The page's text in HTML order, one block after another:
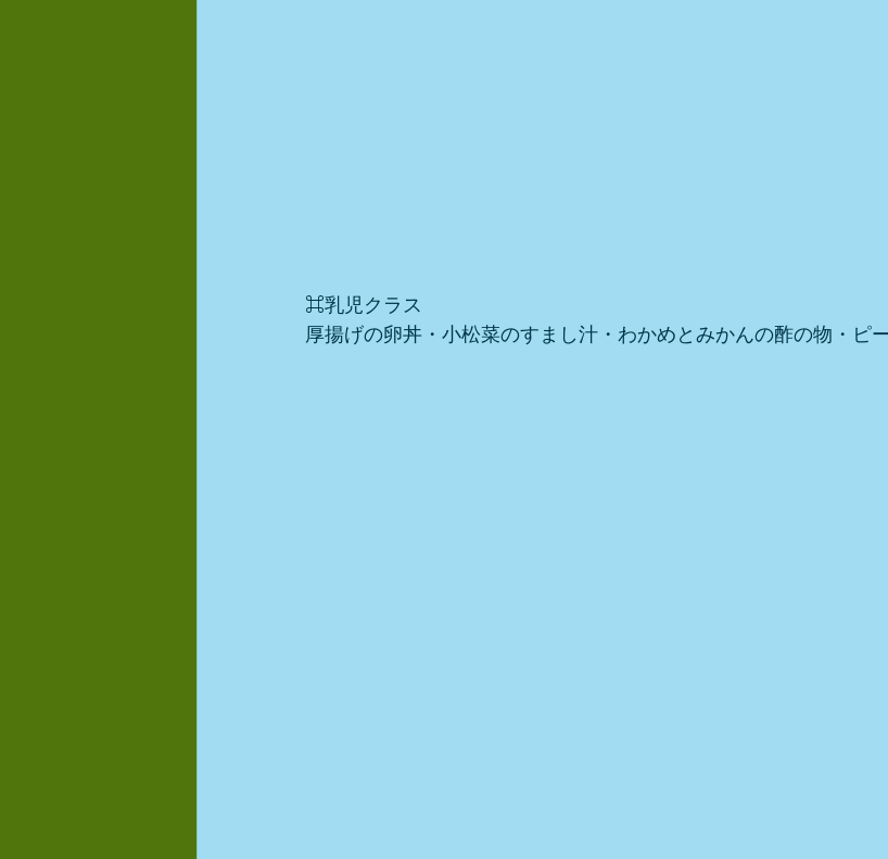
⌘乳児クラス
厚揚げの卵丼・小松菜のすまし汁・わかめとみかんの酢の物・ピ